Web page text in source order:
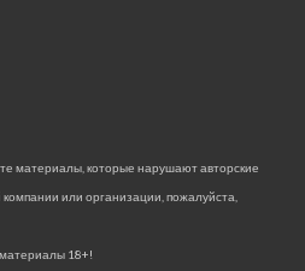
материалы, которые нарушают авторские
или организации, пожалуйста,
18+!